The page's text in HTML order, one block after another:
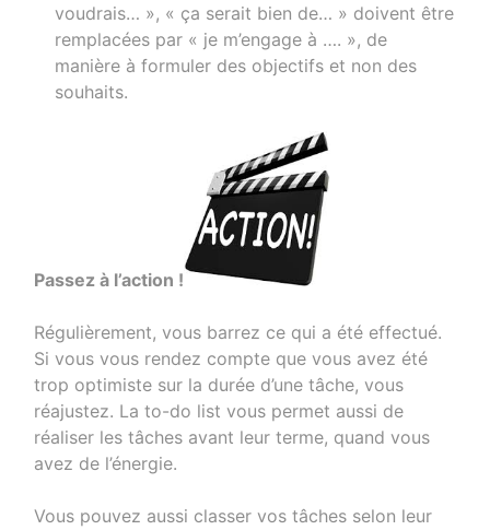
voudrais… », « ça serait bien de… » doivent être
remplacées par « je m’engage à …. », de
manière à formuler des objectifs et non des
souhaits.
Passez à l’action !
Régulièrement, vous barrez ce qui a été effectué.
Si vous vous rendez compte que vous avez été
trop optimiste sur la durée d’une tâche, vous
réajustez. La to-do list vous permet aussi de
réaliser les tâches avant leur terme, quand vous
avez de l’énergie.
Vous pouvez aussi classer vos tâches selon leur